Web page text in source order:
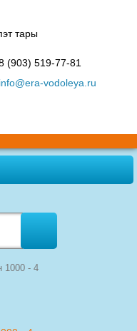
тары
(903) 519-77-81
info@era-vodoleya.ru
1000 - 4